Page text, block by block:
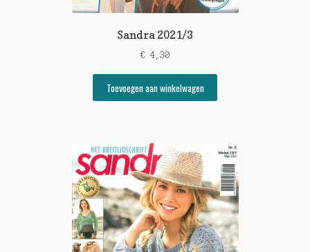
Sandra 2021/3
€ 4,30
Toevoegen aan winkelwagen